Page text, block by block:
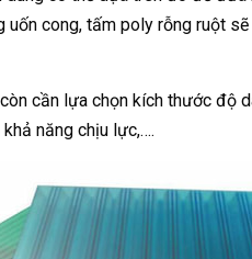
cong, tấm poly rỗng ruột
cần lựa chọn kích thước độ
năng chịu lực,….